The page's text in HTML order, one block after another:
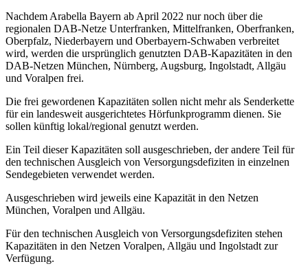
Nachdem Arabella Bayern ab April 2022 nur noch über die
regionalen DAB-Netze Unterfranken, Mittelfranken, Oberfranken,
Oberpfalz, Niederbayern und Oberbayern-Schwaben verbreitet
wird, werden die ursprünglich genutzten DAB-Kapazitäten in den
DAB-Netzen München, Nürnberg, Augsburg, Ingolstadt, Allgäu
und Voralpen frei.
Die frei gewordenen Kapazitäten sollen nicht mehr als Senderkette
für ein landesweit ausgerichtetes Hörfunkprogramm dienen. Sie
sollen künftig lokal/regional genutzt werden.
Ein Teil dieser Kapazitäten soll ausgeschrieben, der andere Teil für
den technischen Ausgleich von Versorgungsdefiziten in einzelnen
Sendegebieten verwendet werden.
Ausgeschrieben wird jeweils eine Kapazität in den Netzen
München, Voralpen und Allgäu.
Für den technischen Ausgleich von Versorgungsdefiziten stehen
Kapazitäten in den Netzen Voralpen, Allgäu und Ingolstadt zur
Verfügung.